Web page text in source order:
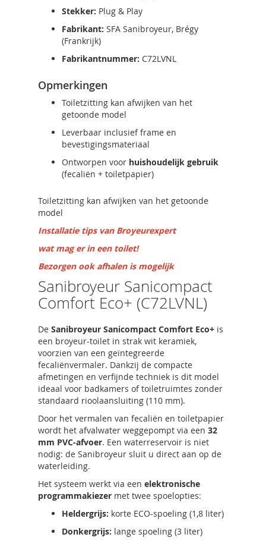
Stekker: Plug & Play
Fabrikant: SFA Sanibroyeur, Brégy
(Frankrijk)
Fabrikantnummer: C72LVNL
Opmerkingen
Toiletzitting kan afwijken van het
getoonde model
Leverbaar inclusief frame en
bevestigingsmateriaal
Ontworpen voor huishoudelijk gebruik
(fecaliën + toiletpapier)
Toiletzitting kan afwijken van het getoonde
model
Installatie tips van Broyeurexpert
wat mag er in een toilet!
Bezorgen ook afhalen is mogelijk
Sanibroyeur Sanicompact
Comfort Eco+ (C72LVNL)
De Sanibroyeur Sanicompact Comfort Eco+ is
een broyeur-toilet in strak wit keramiek,
voorzien van een geïntegreerde
fecaliënvermaler. Dankzij de compacte
afmetingen en verfijnde techniek is dit model
ideaal voor badkamers of toiletruimtes zonder
standaard rioolaansluiting (110 mm).
Door het vermalen van fecaliën en toiletpapier
wordt het afvalwater weggepompt via een 32
mm PVC-afvoer. Een waterreservoir is niet
nodig: de Sanibroyeur sluit u direct aan op de
waterleiding.
Het systeem werkt via een elektronische
programmakiezer met twee spoelopties:
Heldergrijs: korte ECO-spoeling (1,8 liter)
Donkergrijs: lange spoeling (3 liter)